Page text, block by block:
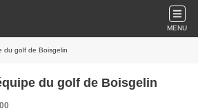
MENU
du golf de Boisgelin
du golf de Boisgelin